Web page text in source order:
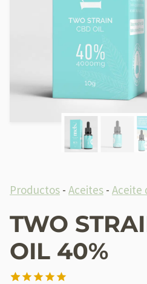
Productos - Aceites - Aceite
TWO
OIL 40%